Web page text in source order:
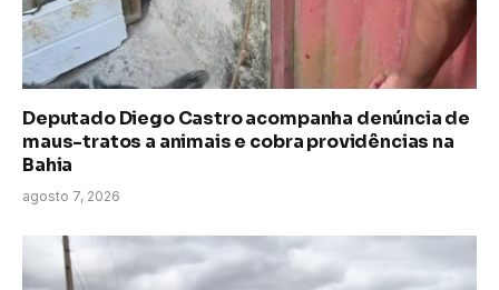
Deputado Diego Castro acompanha denúncia de
maus-tratos a animais e cobra providências na
Bahia
agosto 7, 2026